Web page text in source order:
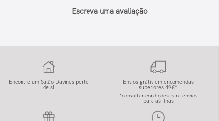
Escreva uma avaliação
Encontre um Salão Davines perto
de si
Envios grátis em encomendas
superiores 49€*
*consultar condições para envios
para as Ilhas